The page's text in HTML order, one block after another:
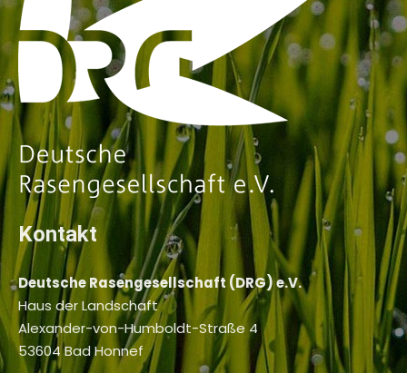
Kontakt
Deutsche Rasengesellschaft (DRG) e.V.
Haus der Landschaft
Alexander-von-Humboldt-Straße 4
53604 Bad Honnef